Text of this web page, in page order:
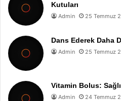
Kutuları
Admin 25 Temmuz
Dans Ederek Daha
Admin 25 Temmuz
Vitamin Bolus:
Admin 24 Temmuz